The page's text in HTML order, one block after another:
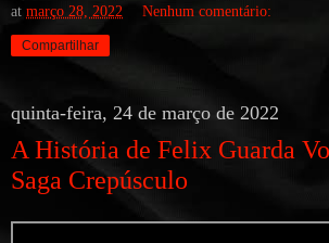
at março 28, 2022 Nenhum comentário:
Compartilhar
quinta-feira, 24 de março de 2022
A História de Felix Guarda
Saga Crepúsculo